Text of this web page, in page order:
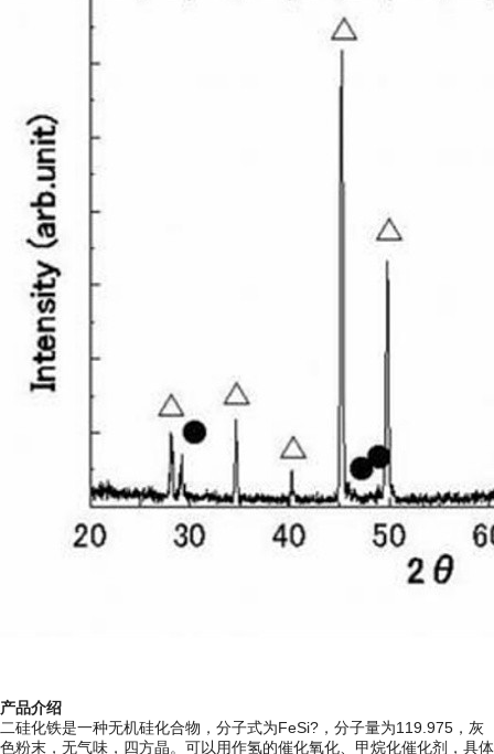
产品介绍
二硅化铁是一种无机硅化合物，分子式为FeSi?，分子量为119.975，灰
色粉末，无气味，四方晶。可以用作氢的催化氧化、甲烷化催化剂，具体